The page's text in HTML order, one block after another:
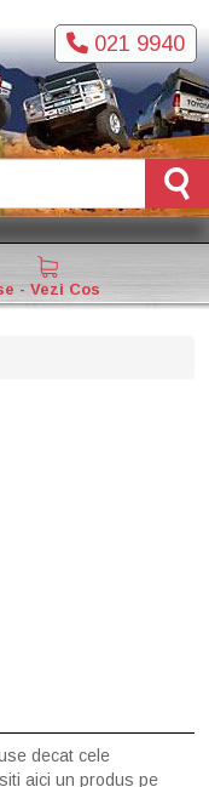
021 9940
- Vezi Cos
decat cele
aici un produs pe